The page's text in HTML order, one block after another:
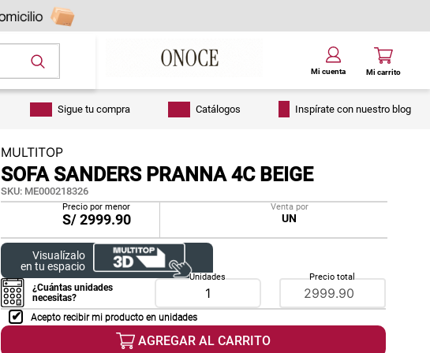
Sigue tu compra Catálogos Inspírate con nuestro blog
MULTITOP
SOFA SANDERS PRANNA 4C BEIGE
SKU: ME000218326
Precio por menor
S/2999.90
Venta por
UN
Visualízalo
en tu espacio
¿Cuántas unidades
necesitas?
Unidades Precio total
Acepto recibir mi producto en unidades
AGREGAR AL CARRITO